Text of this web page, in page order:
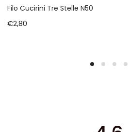
Filo Cucirini Tre Stelle N50
€2,80